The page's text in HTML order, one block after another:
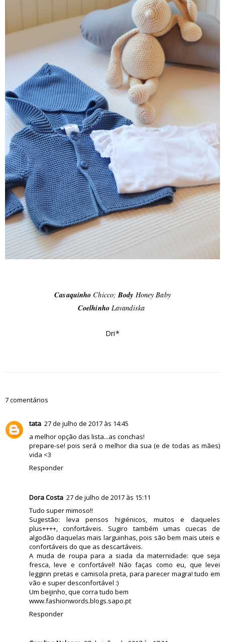
Casaquinho Chicco; Body Honey Baby
CoelhinhoLavandiska
Dri*
7 comentários
tata 27 de julho de 2017 às 14:45
a melhor opção das lista...as conchas!
prepare-se! pois será o melhor dia sua (e de todas as mães)
vida <3
Responder
Dora Costa 27 de julho de 2017 às 15:11
Tudo super mimoso!!
Sugestão: leva pensos higiénicos, muitos e daqueles
plus++++, confortáveis. Sugiro também umas cuecas de
algodão daquelas mais larguinhas, pois são bem mais uteis e
confortáveis do que as descartáveis.
A muda de roupa para a siada da maternidade: que seja
fresca, leve e confortável! Não faças como eu, que levei
legginn pretas e camisola preta, para parecer magra! tudo em
vão e super desconfortável :)
Um beijinho, que corra tudo bem
www.fashionwords.blogs.sapo.pt
Responder